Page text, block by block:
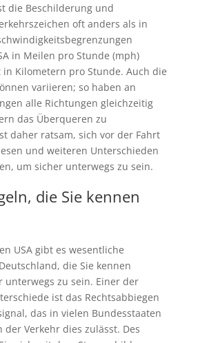
die Beschilderung und
oft anders als in
in Meilen pro Stunde (mph)
Kilometern pro Stunde. Auch die
variieren; so haben an
alle Richtungen gleichzeitig
das Überqueren zu
daher ratsam, sich vor der Fahrt
und weiteren Unterschieden
um sicher unterwegs zu sein.
die Sie kennen
USA gibt es wesentliche
die Sie kennen
unterwegs zu sein. Einer der
ist das Rechtsabbiegen
das in vielen Bundesstaaten
Verkehr dies zulässt. Des